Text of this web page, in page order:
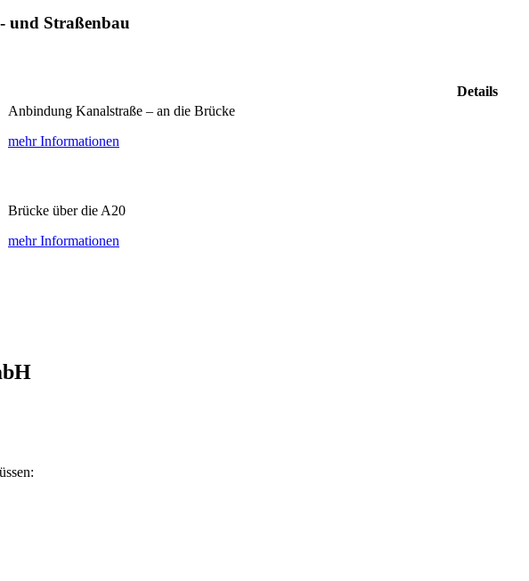
und Straßenbau
Details
Anbindung Kanalstraße – an die Brücke
mehr Informationen
Brücke über die A20
mehr Informationen